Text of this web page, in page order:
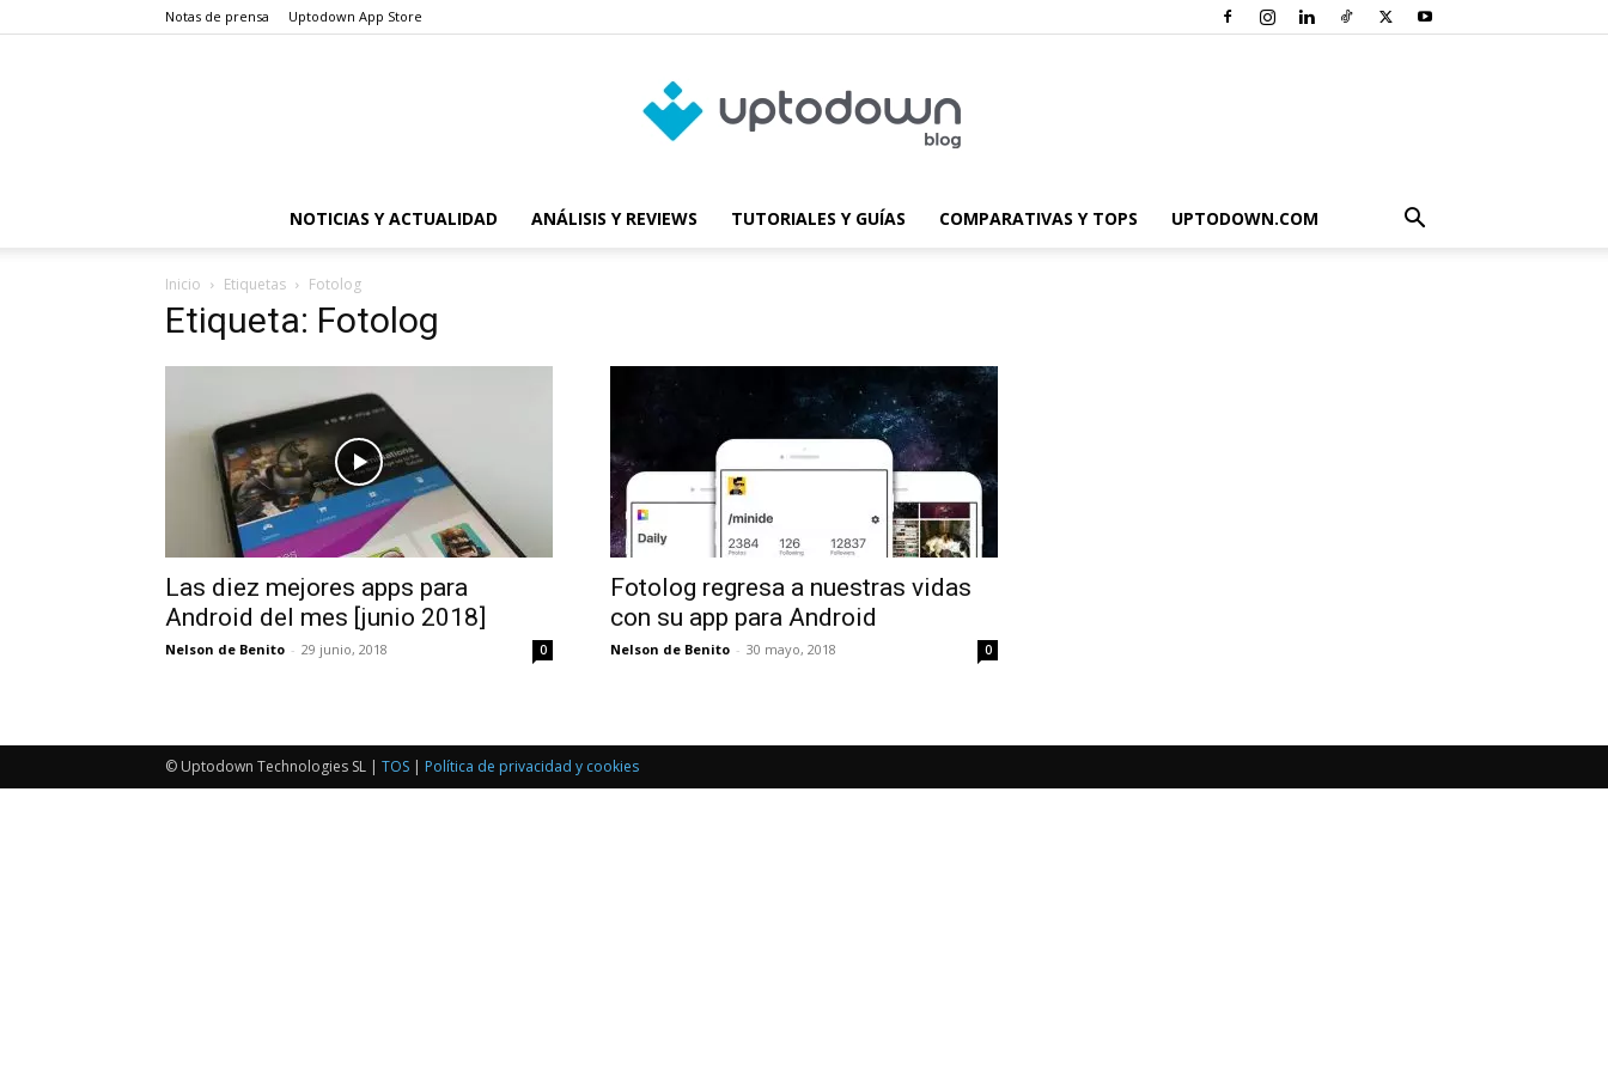
Notas de prensa Uptodown App Store
de
Uptodown
NOTICIAS Y ACTUALIDAD ANÁLISIS Y REVIEWS TUTORIALES Y GUÍAS COMPARATIVAS Y TOPS UPTODOWN.COM
Inicio Etiquetas Fotolog
Etiqueta: Fotolog
Las diez mejores apps para
Android del mes [junio 2018]
Nelson de Benito - 29 junio, 2018 0
Fotolog regresa a nuestras vidas
con su app para Android
Nelson de Benito - 30 mayo, 2018 0
© Uptodown Technologies SL | TOS | Política de privacidad y cookies